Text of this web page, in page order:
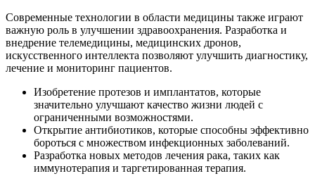
Современные технологии в области медицины также играют
важную роль в улучшении здравоохранения. Разработка и
внедрение телемедицины, медицинских дронов,
искусственного интеллекта позволяют улучшить диагностику,
лечение и мониторинг пациентов.
Изобретение протезов и имплантатов, которые
значительно улучшают качество жизни людей с
ограниченными возможностями.
Открытие антибиотиков, которые способны эффективно
бороться с множеством инфекционных заболеваний.
Разработка новых методов лечения рака, таких как
иммунотерапия и таргетированная терапия.